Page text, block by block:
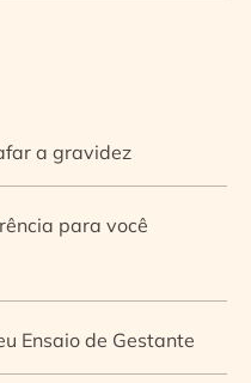
a gravidez
para você
Ensaio de Gestante